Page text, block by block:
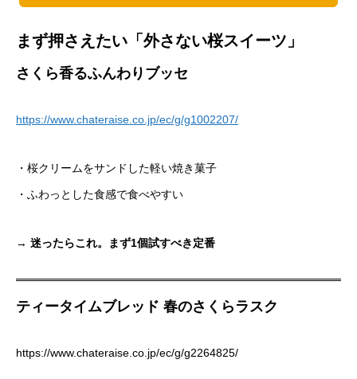
まず押さえたい「外さない桜スイーツ」
さくら香るふんわりブッセ
https://www.chateraise.co.jp/ec/g/g1002207/
・桜クリームをサンドした軽い焼き菓子
・ふわっとした食感で食べやすい
→ 迷ったらこれ。まず1個試すべき定番
ティータイムブレッド 春のさくらラスク
https://www.chateraise.co.jp/ec/g/g2264825/